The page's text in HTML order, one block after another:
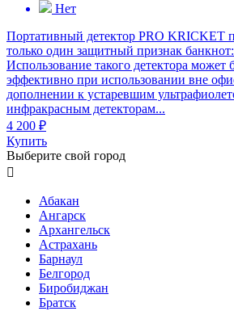
Нет
Портативный детектор PRO KRICKET
только один защитный признак
Использование такого детектора может
эффективно при использовании вне
дополнении к устаревшим
инфракрасным детекторам...
4 200 ₽
Купить
Выберите свой город

Абакан
Ангарск
Архангельск
Астрахань
Барнаул
Белгород
Биробиджан
Братск